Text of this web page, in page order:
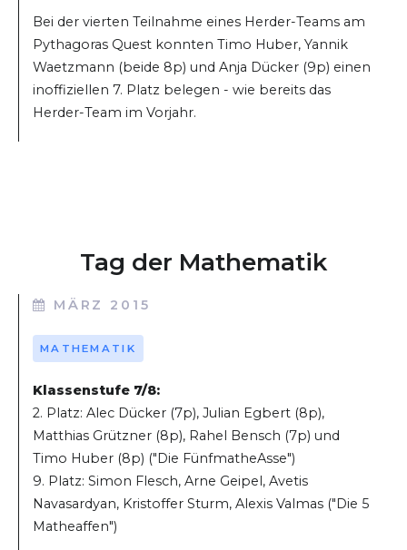
Bei der vierten Teilnahme eines Herder-Teams am
Pythagoras Quest konnten Timo Huber, Yannik
Waetzmann (beide 8p) und Anja Dücker (9p) einen
inoffiziellen 7. Platz belegen - wie bereits das
Herder-Team im Vorjahr.
Tag der Mathematik
MÄRZ 2015
MATHEMATIK
Klassenstufe 7/8:
2. Platz: Alec Dücker (7p), Julian Egbert (8p),
Matthias Grützner (8p), Rahel Bensch (7p) und
Timo Huber (8p) ("Die FünfmatheAsse")
9. Platz: Simon Flesch, Arne Geipel, Avetis
Navasardyan, Kristoffer Sturm, Alexis Valmas ("Die 5
Matheaffen")